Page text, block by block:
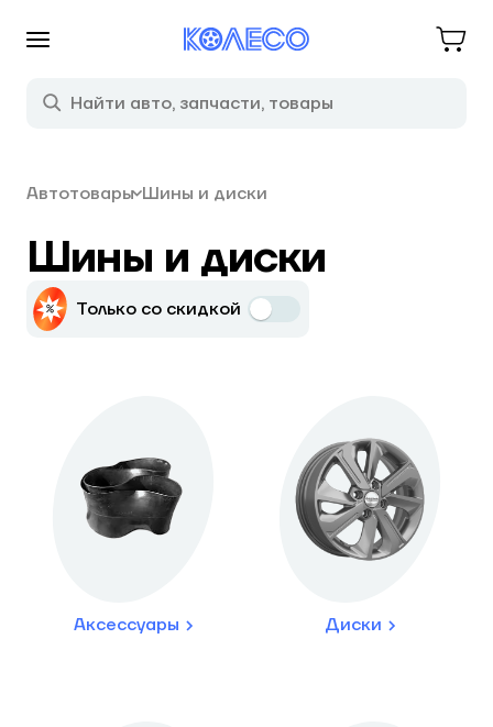
Автотовары Шины и диски
Шины и диски
Только со скидкой
Аксессуары Диски